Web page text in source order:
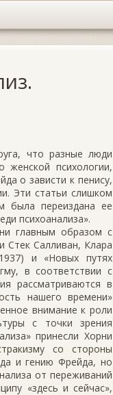
что разные люди
психологии,
о зависти к пенису,
Эти статьи слишком
была переиздана ее
психоанализа».
главным образом с
Стек Салливан, Клара
и «Новых путях
в соответствии с
рассматриваются в
нашего времени»
внимание к роли
с точки зрения
принесли Хорни
со стороны
и гению Фрейда, но
от переживаний
«здесь и сейчас»,